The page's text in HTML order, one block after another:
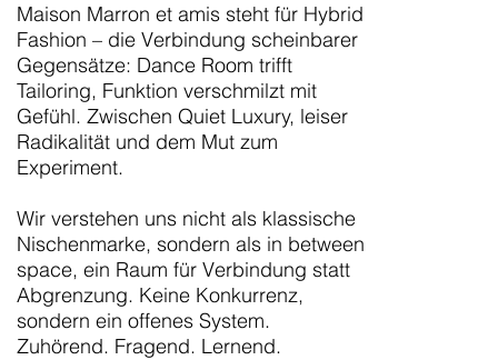
Maison Marron et amis steht für Hybrid
Fashion – die Verbindung scheinbarer
Gegensätze: Dance Room trifft
Tailoring, Funktion verschmilzt mit
Gefühl. Zwischen Quiet Luxury, leiser
Radikalität und dem Mut zum
Experiment.
Wir verstehen uns nicht als klassische
Nischenmarke, sondern als in between
space, ein Raum für Verbindung statt
Abgrenzung. Keine Konkurrenz,
sondern ein offenes System.
Zuhörend. Fragend. Lernend.